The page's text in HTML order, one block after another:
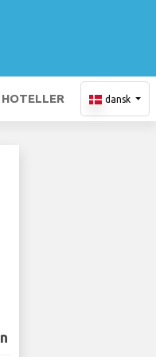
HOTELLER dansk